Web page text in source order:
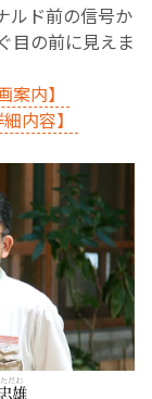
ルド前の信号か
目の前に見えま
案内】
内容】